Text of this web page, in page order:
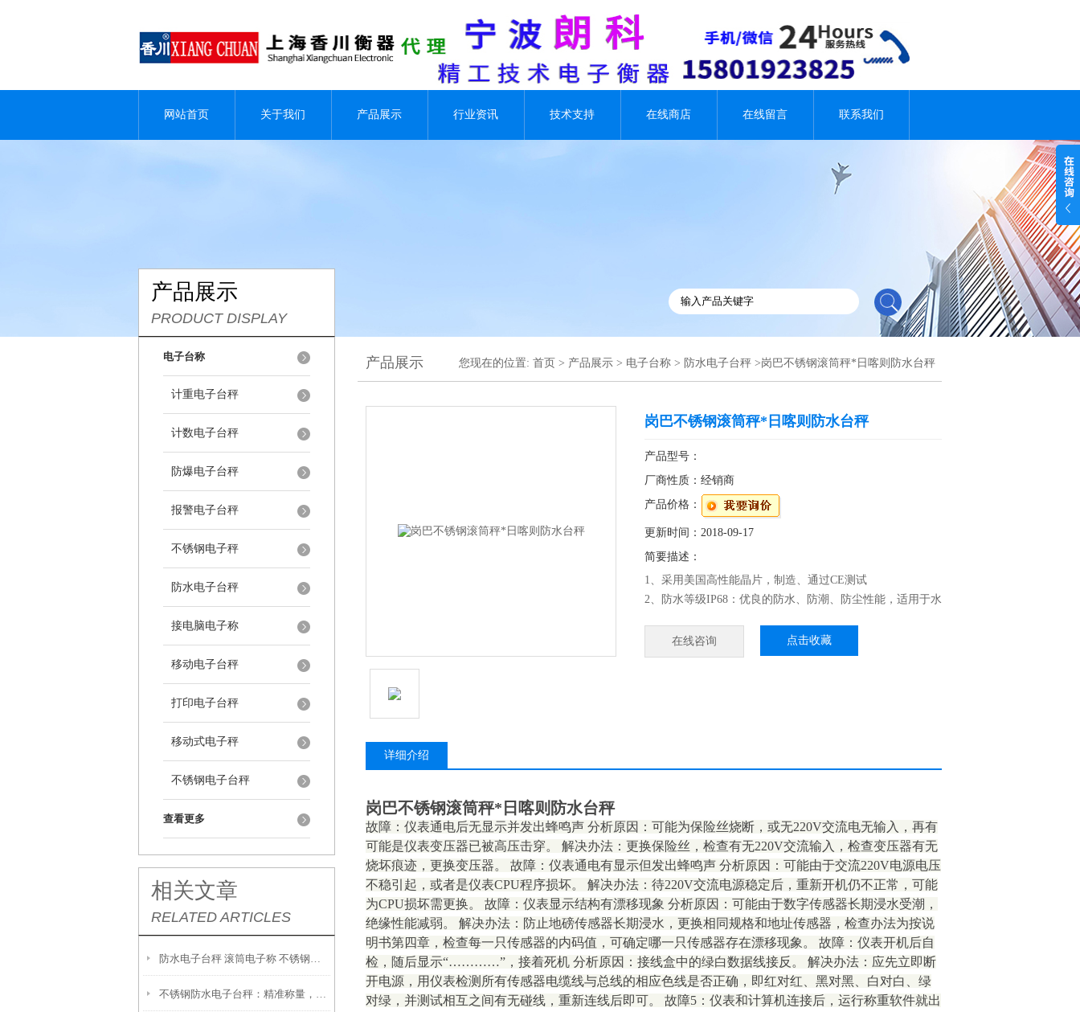
网站首页 关于我们 产品展示 行业资讯 技术支持 在线商店 在线留言 联系我们
产品展示
PRODUCT DISPLAY
电子台称
计重电子台秤
计数电子台秤
防爆电子台秤
报警电子台秤
不锈钢电子秤
防水电子台秤
接电脑电子称
移动电子台秤
打印电子台秤
移动式电子秤
不锈钢电子台秤
查看更多
相关文章
RELATED ARTICLES
防水电子台秤 滚筒电子称 不锈钢电子台秤
不锈钢防水电子台秤：精准称量，无惧潮湿环境
产品展示 您现在的位置: 首页 > 产品展示 > 电子台称 > 防水电子台秤 >岗巴不锈钢滚筒秤*日喀则防水台秤
岗巴不锈钢滚筒秤*日喀则防水台秤
产品型号：
厂商性质：经销商
产品价格：
更新时间：2018-09-17
简要描述：
1、采用美国高性能晶片，制造、通过CE测试
2、防水等级IP68：优良的防水、防潮、防尘性能，适用于水
美观、卫生、高档
4、较好的防震效果，适合工厂生产线使用 岗巴不锈钢滚筒
在线咨询 点击收藏
详细介绍
岗巴不锈钢滚筒秤*日喀则防水台秤
故障：仪表通电后无显示并发出蜂鸣声 分析原因：可能为保险丝烧断，或无220V交流电无输入，再有
可能是仪表变压器已被高压击穿。 解决办法：更换保险丝，检查有无220V交流输入，检查变压器有无
烧坏痕迹，更换变压器。 故障：仪表通电有显示但发出蜂鸣声 分析原因：可能由于交流220V电源电压
不稳引起，或者是仪表CPU程序损坏。 解决办法：待220V交流电源稳定后，重新开机仍不正常，可能
为CPU损坏需更换。 故障：仪表显示结构有漂移现象 分析原因：可能由于数字传感器长期浸水受潮，
绝缘性能减弱。 解决办法：防止地磅传感器长期浸水，更换相同规格和地址传感器，检查办法为按说
明书第四章，检查每一只传感器的内码值，可确定哪一只传感器存在漂移现象。 故障：仪表开机后自
检，随后显示“…………”，接着死机 分析原因：接线盒中的绿白数据线接反。 解决办法：应先立即断
开电源，用仪表检测所有传感器电缆线与总线的相应色线是否正确，即红对红、黑对黑、白对白、绿
对绿，并测试相互之间有无碰线，重新连线后即可。 故障5：仪表和计算机连接后，运行称重软件就出